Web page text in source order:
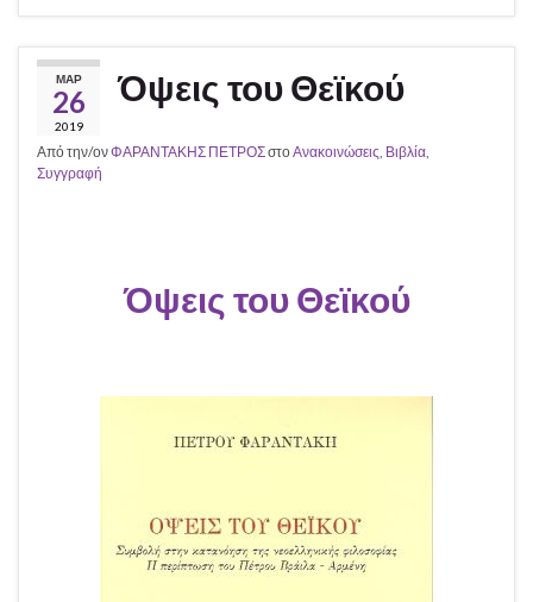
ΜΑΡ
26
2019
Όψεις του Θεϊκού
Από την/ονΦΑΡΑΝΤΑΚΗΣ ΠΕΤΡΟΣστοΑνακοινώσεις, Βιβλία,
Συγγραφή
Όψεις του Θεϊκού